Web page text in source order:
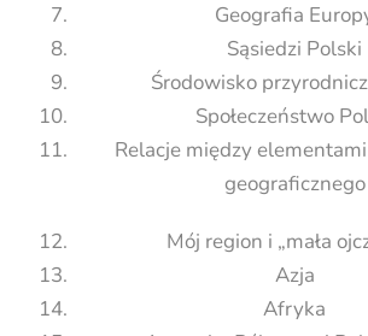
Geografia
Sąsiedzi Polski
Środowisko
Społeczeństwo
Relacje między
geograficznego
Mój region i „mała
Azja
Afryka